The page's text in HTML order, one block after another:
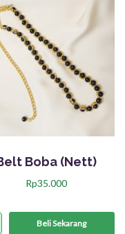
Boba (Nett)
Rp35.000
Beli Sekarang